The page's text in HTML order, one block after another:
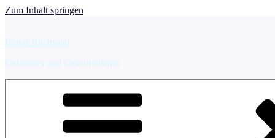
Zum Inhalt springen
Ranas Buchsalat
Gelesenes und Geschriebenes